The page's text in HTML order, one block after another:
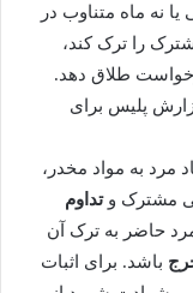
نه ماه متناوب در
را ترک کند،
طلاق دهد.
پلیس برای
مرد به مواد مخدر،
مشترک وتداوم
حاضر به ترک آن
باشد. برای اثبات